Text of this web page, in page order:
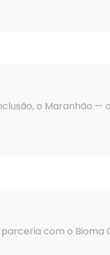
o Maranhão
com o Bioma